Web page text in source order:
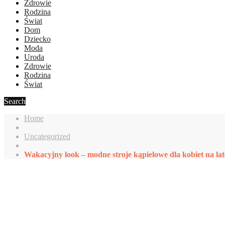
Zdrowie
Rodzina
Świat
Dom
Dziecko
Moda
Uroda
Zdrowie
Rodzina
Świat
Search
Home
Uncategorized
Wakacyjny look – modne stroje kąpielowe dla kobiet na